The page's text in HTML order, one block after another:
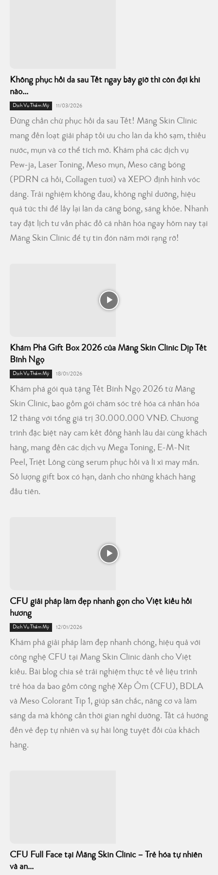
Không phục hồi da sau Tết ngay bây giờ thì còn đợi khi
nào...
Dịch Vụ Thẩm Mỹ 11/03/2026
Đừng chần chừ phục hồi da sau Tết! Măng Skin Clinic
mang đến loạt giải pháp tối ưu cho làn da khô sạm, thiếu
nước, mụn và cơ thể tích mỡ. Khám phá các dịch vụ
Pew-ja, Laser Toning, Meso mụn, Meso căng bóng
(PDRN cá hồi, Collagen tươi) và XEPO định hình vóc
dáng. Trải nghiệm không đau, không nghỉ dưỡng, hiệu
quả tức thì để lấy lại làn da căng bóng, sáng khỏe. Nhanh
tay đặt lịch tư vấn phác đồ cá nhân hóa ngay hôm nay tại
Măng Skin Clinic để tự tin đón năm mới rạng rỡ!
Khám Phá Gift Box 2026 của Măng Skin Clinic Dịp Tết
Bính Ngọ
Dịch Vụ Thẩm Mỹ 18/01/2026
Khám phá gói quà tặng Tết Bính Ngọ 2026 từ Măng
Skin Clinic, bao gồm gói chăm sóc trẻ hóa cá nhân hóa
12 tháng với tổng giá trị 30.000.000 VNĐ. Chương
trình đặc biệt này cam kết đồng hành lâu dài cùng khách
hàng, mang đến các dịch vụ Mega Toning, E-M-Nít
Peel, Triệt Lông cùng serum phục hồi và lì xì may mắn.
Số lượng gift box có hạn, dành cho những khách hàng
đầu tiên.
CFU giải pháp làm đẹp nhanh gọn cho Việt kiều hồi
hương
Dịch Vụ Thẩm Mỹ 12/01/2026
Khám phá giải pháp làm đẹp nhanh chóng, hiệu quả với
công nghệ CFU tại Mang Skin Clinic dành cho Việt
kiều. Bài blog chia sẻ trải nghiệm thực tế về liệu trình
trẻ hóa da bao gồm công nghệ Xếp Ôm (CFU), BDLA
và Meso Colorant Tip 1, giúp săn chắc, nâng cơ và làm
sáng da mà không cần thời gian nghỉ dưỡng. Tất cả hướng
đến vẻ đẹp tự nhiên và sự hài lòng tuyệt đối của khách
hàng.
CFU Full Face tại Măng Skin Clinic – Trẻ hóa tự nhiên
và an...